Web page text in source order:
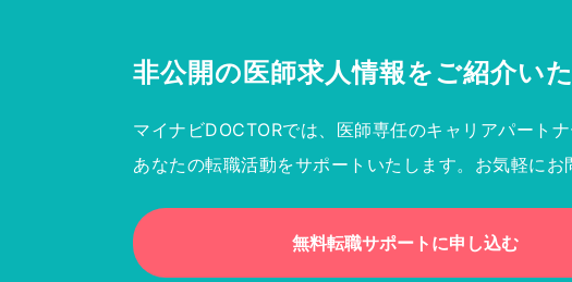
非公開の医師求人情報をご紹介い
マイナビDOCTORでは、医師専任のキャリアパート
あなたの転職活動をサポートいたします。お気軽にお
無料転職サポートに申し込む